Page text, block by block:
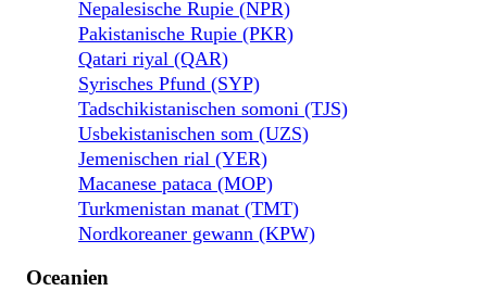
Nepalesische Rupie (NPR)
Pakistanische Rupie (PKR)
Qatari riyal (QAR)
Syrisches Pfund (SYP)
Tadschikistanischen somoni (TJS)
Usbekistanischen som (UZS)
Jemenischen rial (YER)
Macanese pataca (MOP)
Turkmenistan manat (TMT)
Nordkoreaner gewann (KPW)
Oceanien